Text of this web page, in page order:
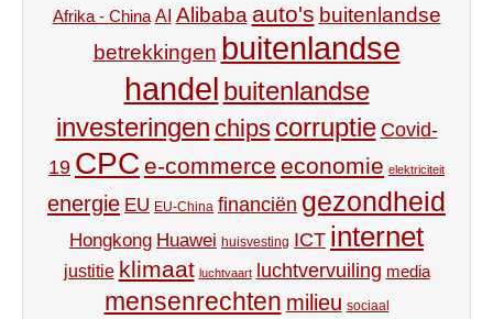
Afrika - China AI Alibaba auto's buitenlandse
betrekkingen buitenlandse
handel buitenlandse
investeringen chips corruptie Covid-
19 CPC e-commerce economie elektriciteit
energie EU EU-China financiën gezondheid
Hongkong Huawei huisvesting ICT internet
justitie klimaat luchtvaart luchtvervuiling media
mensenrechten milieu sociaal